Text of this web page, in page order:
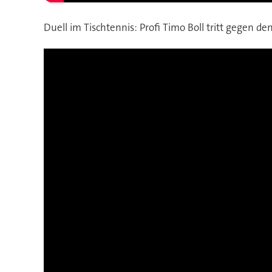
Duell im Tischtennis: Profi Timo Boll tritt gegen